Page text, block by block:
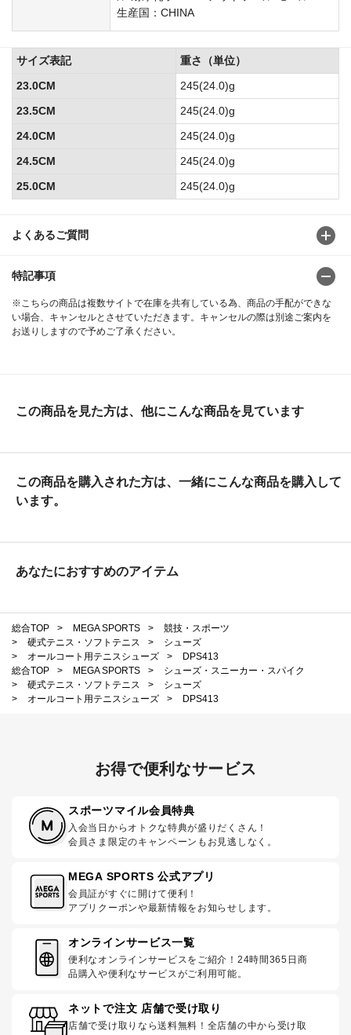
生産国：CHINA
よくあるご質問
特記事項
※こちらの商品は複数サイトで在庫を共有している為、商品の手配ができな
い場合、キャンセルとさせていただきます。キャンセルの際は別途ご案内を
お送りしますので予めご了承ください。
サイズ表記
重さ（単位）
23.0CM
245(24.0)g
23.5CM
245(24.0)g
24.0CM
245(24.0)g
24.5CM
245(24.0)g
25.0CM
245(24.0)g
この商品を見た方は、他にこんな商品を見ています
この商品を購入された方は、一緒にこんな商品を購入して
います。
あなたにおすすめのアイテム
総合TOP > MEGA SPORTS >
競技・スポーツ
>
硬式テニス・ソフトテニス >
シューズ
>
オールコート用テニスシューズ >
DPS413
総合TOP
> MEGA SPORTS >
シューズ・スニーカー・スパイク
>
硬式テニス・ソフトテニス >
シューズ
>
オールコート用テニスシューズ > DPS413
お得で便利なサービス
スポーツマイル会員特典
入会当日からオトクな特典が盛りだくさん！
会員さま限定のキャンペーンもお見逃しなく。
MEGA SPORTS 公式アプリ
会員証がすぐに開けて便利！
アプリクーポンや最新情報をお知らせします。
オンラインサービス一覧
便利なオンラインサービスをご紹介！24時間365日商
品購入や便利なサービスがご利用可能。
ネットで注文 店舗で受け取り
店舗で受け取りなら送料無料！全店舗の中から受け取